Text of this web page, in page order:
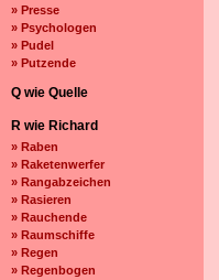
» Presse
» Psychologen
» Pudel
» Putzende
Q wie Quelle
R wie Richard
» Raben
» Raketenwerfer
» Rangabzeichen
» Rasieren
» Rauchende
» Raumschiffe
» Regen
» Regenbogen